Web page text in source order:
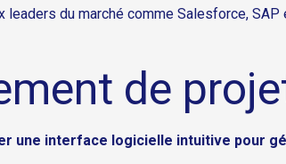
leaders du marché comme Salesforce,
de
une interface logicielle intuitive pour